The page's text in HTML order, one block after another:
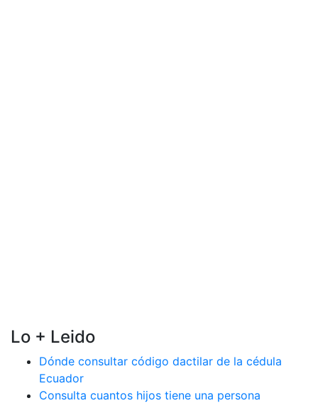
Lo + Leido
Dónde consultar código dactilar de la cédula
Ecuador
Consulta cuantos hijos tiene una persona